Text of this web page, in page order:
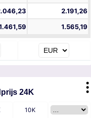
2.191,26
1.565,19
24K
10K